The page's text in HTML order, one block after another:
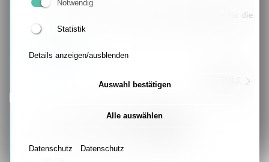
Das Kontaktbüro Pflegeselbsthilfe des Caritasverbandes für die
Stadt Essen e.V...
Pflegeselbsthilfe
Gesprächskreis für pflegende
Notwendig
Statistik
Details anzeigen/ausblenden
Auswahl bestätigen
Alle auswählen
Datenschutz Datenschutz